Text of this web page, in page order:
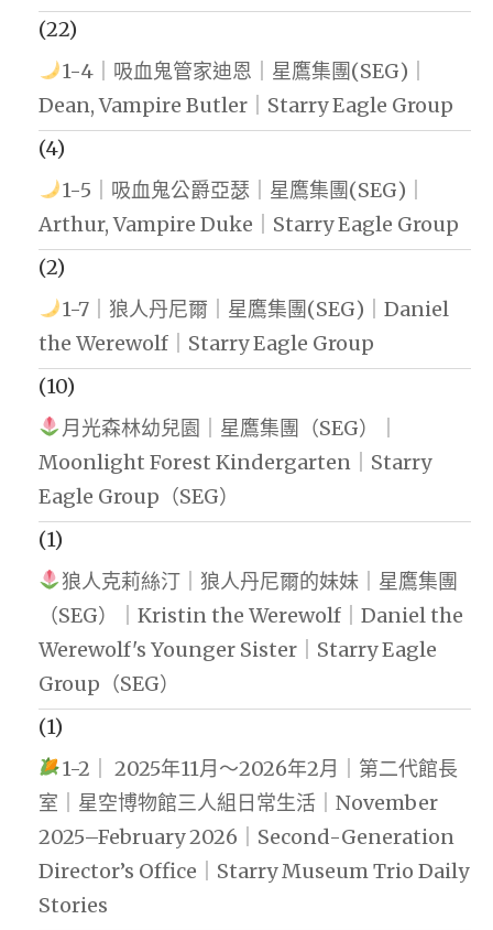
(22)
1-4｜吸血鬼管家迪恩｜星鷹集團(SEG)｜
Dean, Vampire Butler｜Starry Eagle Group
(4)
1-5｜吸血鬼公爵亞瑟｜星鷹集團(SEG)｜
Arthur, Vampire Duke｜Starry Eagle Group
(2)
1-7｜狼人丹尼爾｜星鷹集團(SEG)｜Daniel
the Werewolf｜Starry Eagle Group
(10)
月光森林幼兒園｜星鷹集團（SEG）｜
Moonlight Forest Kindergarten｜Starry
Eagle Group（SEG）
(1)
狼人克莉絲汀｜狼人丹尼爾的妹妹｜星鷹集團
（SEG）｜Kristin the Werewolf｜Daniel the
Werewolf's Younger Sister｜Starry Eagle
Group（SEG）
(1)
1-2｜ 2025年11月～2026年2月｜第二代館長
室｜星空博物館三人組日常生活｜November
2025–February 2026｜Second-Generation
Director’s Office｜Starry Museum Trio Daily
Stories